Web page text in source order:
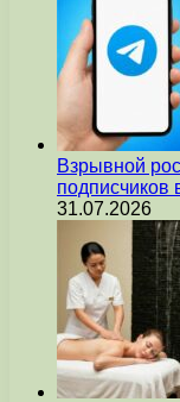
Взрывной
подписчиков
31.07.2026